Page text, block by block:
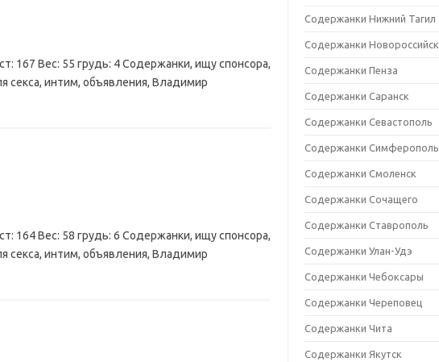
167 Вес: 55 грудь: 4 Содержанки, ищу спонсора,
секса, интим, объявления, Владимир
164 Вес: 58 грудь: 6 Содержанки, ищу спонсора,
секса, интим, объявления, Владимир
Содержанки Нижний Тагил
Содержанки Новороссийск
Содержанки Пенза
Содержанки Саранск
Содержанки Севастополь
Содержанки Симферополь
Содержанки Смоленск
Содержанки Сочащего
Содержанки Ставрополь
Содержанки Улан-Удэ
Содержанки Чебоксары
Содержанки Череповец
Содержанки Чита
Содержанки Якутск